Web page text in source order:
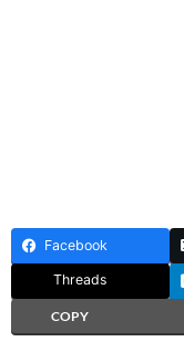
Facebook
Threads
COPY